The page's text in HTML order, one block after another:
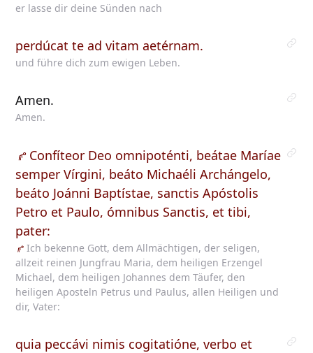
er lasse dir deine Sünden nach
perdúcat te ad vitam aetérnam.
und führe dich zum ewigen Leben.
Amen.
Amen.
Confíteor Deo omnipoténti, beátae Maríae
semper Vírgini, beáto Michaéli Archángelo,
beáto Joánni Baptístae, sanctis Apóstolis
Petro et Paulo, ómnibus Sanctis, et tibi,
pater:
Ich bekenne Gott, dem Allmächtigen, der seligen,
allzeit reinen Jungfrau Maria, dem heiligen Erzengel
Michael, dem heiligen Johannes dem Täufer, den
heiligen Aposteln Petrus und Paulus, allen Heiligen und
dir, Vater:
quia peccávi nimis cogitatióne, verbo et